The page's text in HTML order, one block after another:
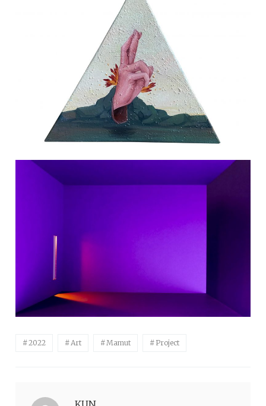
2022 Art Mamut Project